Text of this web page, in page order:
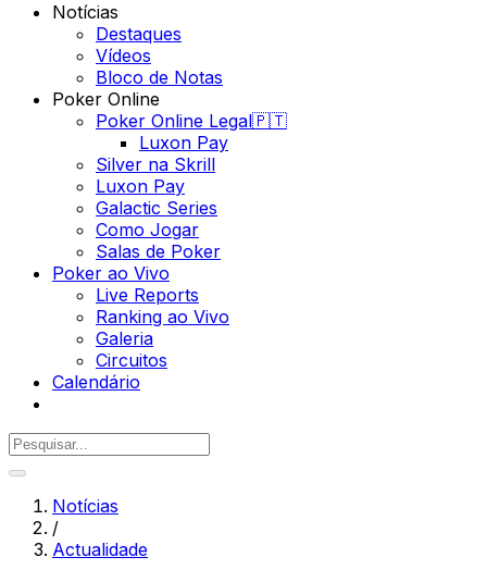
Notícias
Destaques
Vídeos
Bloco de Notas
Poker Online
Poker Online Legal🇵🇹
Luxon Pay
Silver na Skrill
Luxon Pay
Galactic Series
Como Jogar
Salas de Poker
Poker ao Vivo
Live Reports
Ranking ao Vivo
Galeria
Circuitos
Calendário
Notícias
/
Actualidade